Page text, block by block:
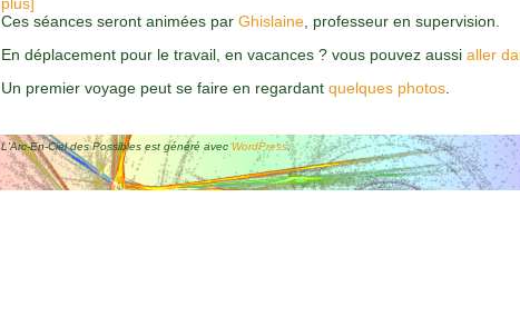
Ces séances seront animées par Ghislaine , professeur en supervision.
En déplacement pour le travail, en vacances ? vous pouvez aussi aller
Un premier voyage peut se faire en regardant quelques photos
L'Arc-En-Ciel des Possibles est généré avecWordPress.